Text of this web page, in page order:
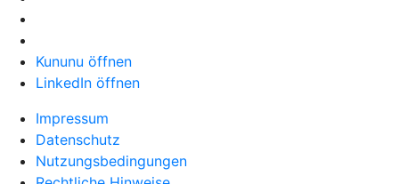
Kununu öffnen
LinkedIn öffnen
Impressum
Datenschutz
Nutzungsbedingungen